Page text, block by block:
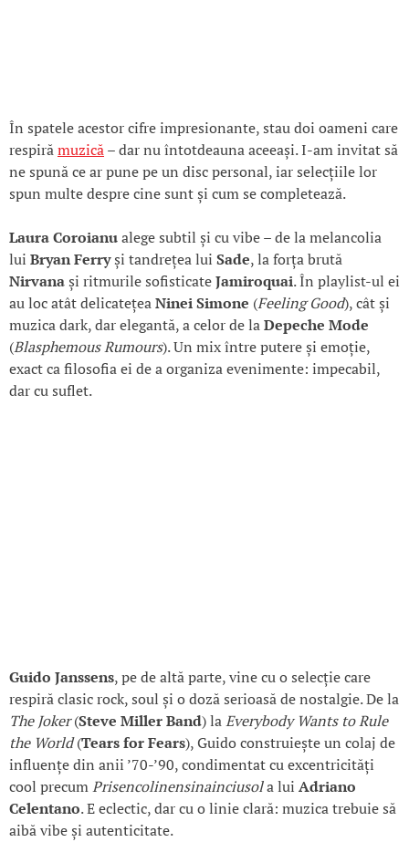
În spatele acestor cifre impresionante, stau doi oameni care
respirămuzică– dar nu întotdeauna aceeași. I-am invitat să
ne spună ce ar pune pe un disc personal, iar selecțiile lor
spun multe despre cine sunt și cum se completează.
Laura Coroianualege subtil și cu vibe – de la melancolia
lui Bryan Ferryși tandrețea lui Sade, la forța brută
Nirvanași ritmurile sofisticateJamiroquai. În playlist-ul ei
au loc atât delicatețeaNinei Simone (Feeling Good), cât și
muzica dark, dar elegantă, a celor de laDepeche Mode
(Blasphemous Rumours). Un mix între putere și emoție,
exact ca filosofia ei de a organiza evenimente: impecabil,
dar cu suflet.
Guido Janssens, pe de altă parte, vine cu o selecție care
respiră clasic rock, soul și o doză serioasă de nostalgie. De la
The Joker(Steve Miller Band) laEverybody Wants to Rule
the World(Tears for Fears), Guido construiește un colaj de
influențe din anii ’70-’90, condimentat cu excentricități
cool precumPrisencolinensinainciusola lui Adriano
Celentano. E eclectic, dar cu o linie clară: muzica trebuie să
aibă vibe și autenticitate.